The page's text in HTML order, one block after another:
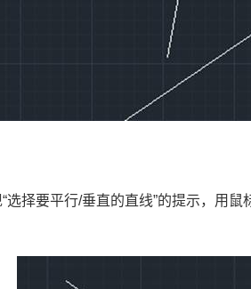
“选择要平行/垂直的直线”的提示，用鼠